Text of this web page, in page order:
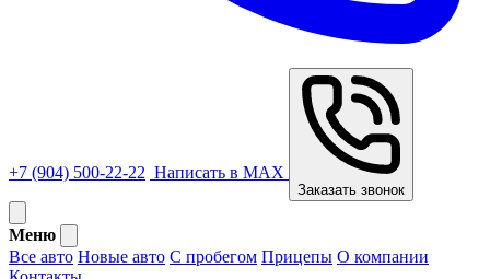
+7 (904) 500-22-22 Написать в MAX
Заказать звонок
Меню
Все авто Новые авто С пробегом Прицепы О компании